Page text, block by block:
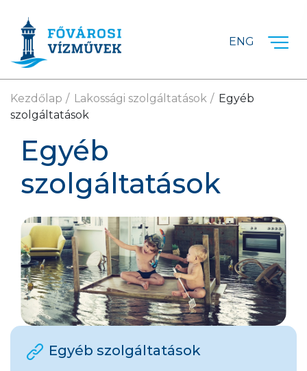
ENG
Kezdőlap Lakossági szolgáltatások
Egyéb
szolgáltatások
Egyéb
szolgáltatások
Egyéb szolgáltatások